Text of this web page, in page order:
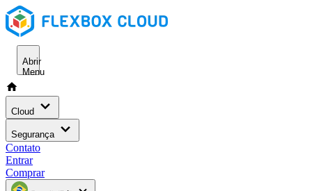
Abrir
Menu
Cloud
Segurança
Contato
Entrar
Comprar